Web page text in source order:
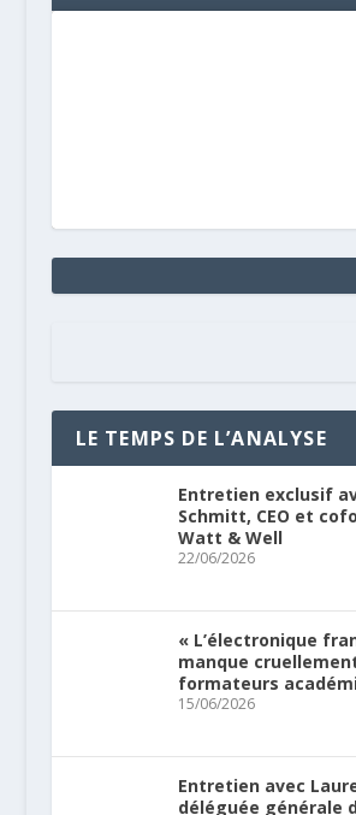
LE TEMPS DE L’ANALYSE
Entretien exclusif
Schmitt, CEO et
Watt & Well
22/06/2026
« L’électronique
manque
formateurs
15/06/2026
Entretien avec
déléguée générale